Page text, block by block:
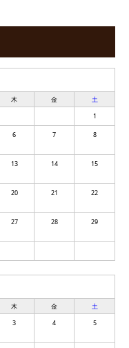
木 金
土
1
6 7 8
13 14 15
20 21 22
27 28 29
木 金
土
3 4 5